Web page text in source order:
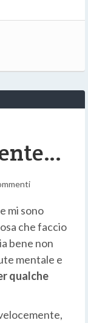
mi sono
che faccio
bene non
mentale e
qualche